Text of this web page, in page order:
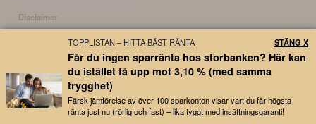
Disclaimer
Börskollen Sverige AB ("Börskollen") är inte finansiella rådgivare, står inte under
finansinspektionens tillsyn och ger inga råd till dig. Detta innebär att
investeringsbeslut baserade på information som direkt eller indirekt härrörande
från Börskollen eller personer med koppling till Börskollen, alltid fattas
självständigt av investeraren. Börskollen frånsäger sig allt ansvar för eventuell
förlust eller skada av vad slag det må vara som grundar sig på användandet av
material härrörande från tjänsten Börskollen.
TOPPLISTAN – HITTA BÄST RÄNTA
Får du ingen sparränta hos storbanken? Här kan
du istället få upp mot 3,10 % (med samma
trygghet)
Färsk jämförelse av över 100 sparkonton visar vart du får högsta
ränta just nu (rörlig och fast) – lika tyggt med insättningsgaranti!
STÄNG X